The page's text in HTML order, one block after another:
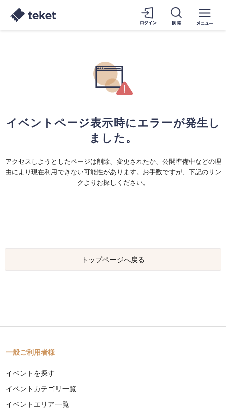
イベントページ表示時にエラーが発生し
ました。
アクセスしようとしたページは削除、変更されたか、公開準備中などの理
由により現在利用できない可能性があります。お手数ですが、下記のリン
クよりお探しください。
トップページへ戻る
一般ご利用者様
イベントを探す
イベントカテゴリ一覧
イベントエリア一覧